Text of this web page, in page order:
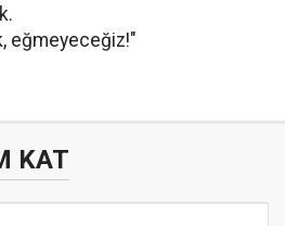
eğmeyeceğiz!"
KAT